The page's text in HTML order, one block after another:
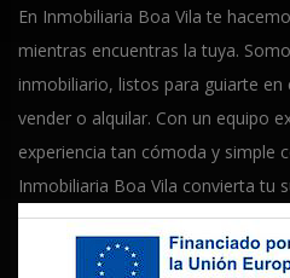
En Inmobiliaria Boa Vila te
mientras encuentras la tuya.
inmobiliario, listos para guiarte
vender o alquilar. Con un equipo
experiencia tan cómoda y simple
Inmobiliaria Boa Vila convierta tu